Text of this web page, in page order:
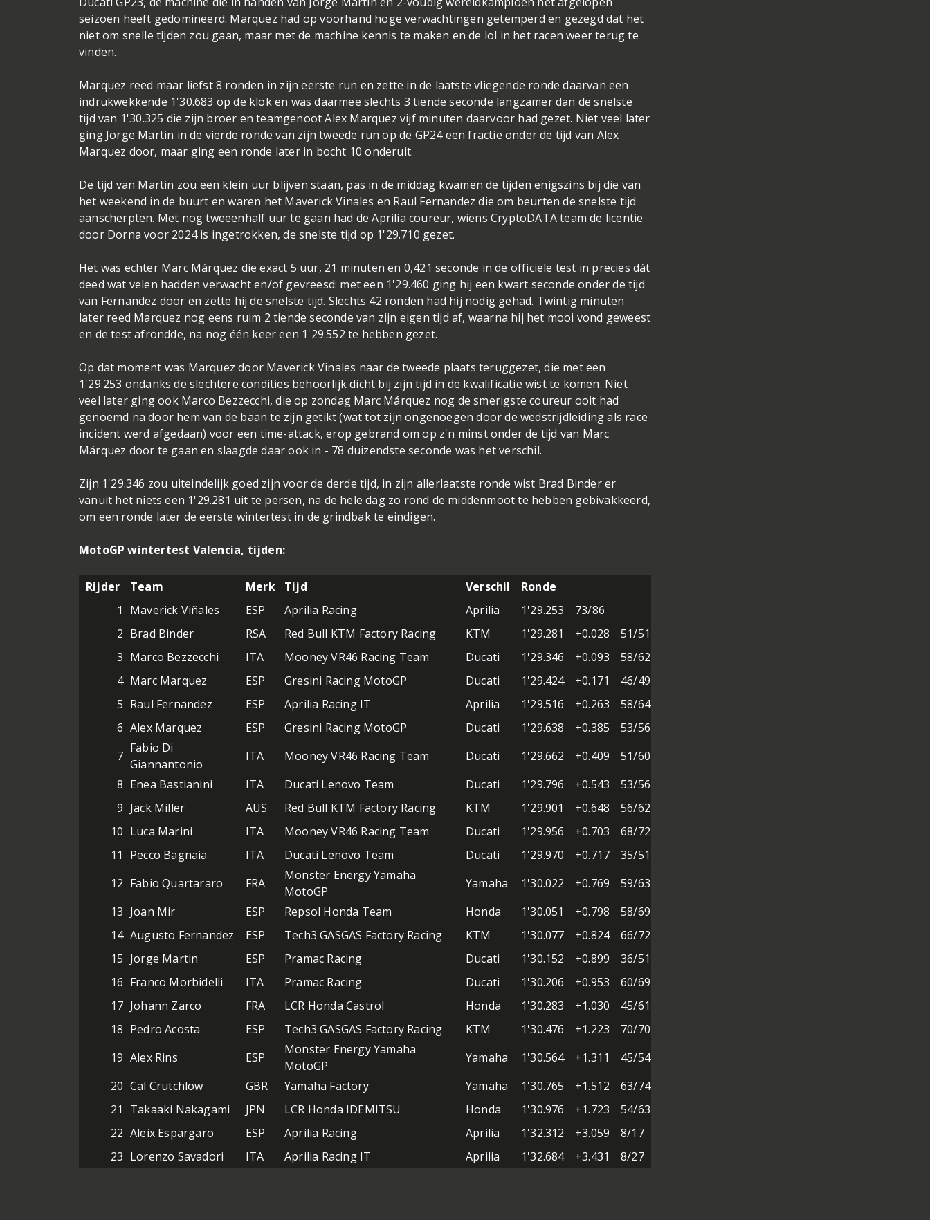
seizoen heeft gedomineerd. Marquez had op voorhand hoge verwachtingen getemperd en gezegd dat het
niet om snelle tijden zou gaan, maar met de machine kennis te maken en de lol in het racen weer terug te
vinden.
Marquez reed maar liefst 8 ronden in zijn eerste run en zette in de laatste vliegende ronde daarvan een
indrukwekkende 1'30.683 op de klok en was daarmee slechts 3 tiende seconde langzamer dan de snelste
tijd van 1'30.325 die zijn broer en teamgenoot Alex Marquez vijf minuten daarvoor had gezet. Niet veel later
ging Jorge Martin in de vierde ronde van zijn tweede run op de GP24 een fractie onder de tijd van Alex
Marquez door, maar ging een ronde later in bocht 10 onderuit.
De tijd van Martin zou een klein uur blijven staan, pas in de middag kwamen de tijden enigszins bij die van
het weekend in de buurt en waren het Maverick Vinales en Raul Fernandez die om beurten de snelste tijd
aanscherpten. Met nog tweeënhalf uur te gaan had de Aprilia coureur, wiens CryptoDATA team de licentie
door Dorna voor 2024 is ingetrokken, de snelste tijd op 1'29.710 gezet.
Het was echter Marc Márquez die exact 5 uur, 21 minuten en 0,421 seconde in de officiële test in precies dát
deed wat velen hadden verwacht en/of gevreesd: met een 1'29.460 ging hij een kwart seconde onder de tijd
van Fernandez door en zette hij de snelste tijd. Slechts 42 ronden had hij nodig gehad. Twintig minuten
later reed Marquez nog eens ruim 2 tiende seconde van zijn eigen tijd af, waarna hij het mooi vond geweest
en de test afrondde, na nog één keer een 1'29.552 te hebben gezet.
Op dat moment was Marquez door Maverick Vinales naar de tweede plaats teruggezet, die met een
1'29.253 ondanks de slechtere condities behoorlijk dicht bij zijn tijd in de kwalificatie wist te komen. Niet
veel later ging ook Marco Bezzecchi, die op zondag Marc Márquez nog de smerigste coureur ooit had
genoemd na door hem van de baan te zijn getikt (wat tot zijn ongenoegen door de wedstrijdleiding als race
incident werd afgedaan) voor een time-attack, erop gebrand om op z'n minst onder de tijd van Marc
Márquez door te gaan en slaagde daar ook in - 78 duizendste seconde was het verschil.
Zijn 1'29.346 zou uiteindelijk goed zijn voor de derde tijd, in zijn allerlaatste ronde wist Brad Binder er
vanuit het niets een 1'29.281 uit te persen, na de hele dag zo rond de middenmoot te hebben gebivakkeerd,
om een ronde later de eerste wintertest in de grindbak te eindigen.
MotoGP wintertest Valencia, tijden:
Rijder Team Merk Tijd Verschil
Ronde
1
Maverick Viñales ESP Aprilia Racing Aprilia 1'29.253
73/86
2 Brad Binder RSA Red Bull KTM Factory Racing KTM 1'29.281 +0.028
51/51
3 Marco Bezzecchi ITA Mooney VR46 Racing Team Ducati 1'29.346 +0.093
58/62
4 Marc Marquez ESP Gresini Racing MotoGP Ducati 1'29.424 +0.171
46/49
5 Raul Fernandez ESP Aprilia Racing IT Aprilia 1'29.516 +0.263
58/64
6 Alex Marquez ESP Gresini Racing MotoGP Ducati 1'29.638 +0.385
53/56
7
Fabio Di
Giannantonio
ITA Mooney VR46 Racing Team Ducati 1'29.662 +0.409
51/60
8 Enea Bastianini ITA Ducati Lenovo Team Ducati 1'29.796 +0.543
53/56
9 Jack Miller AUS Red Bull KTM Factory Racing KTM 1'29.901 +0.648
56/62
10 Luca Marini ITA Mooney VR46 Racing Team Ducati 1'29.956 +0.703
68/72
11
Pecco Bagnaia ITA Ducati Lenovo Team Ducati 1'29.970 +0.717
35/51
12 Fabio Quartararo FRA
Monster Energy Yamaha
MotoGP
Yamaha 1'30.022 +0.769
59/63
13 Joan Mir ESP Repsol Honda Team Honda 1'30.051 +0.798
58/69
14 Augusto Fernandez ESP Tech3 GASGAS Factory Racing KTM 1'30.077 +0.824
66/72
15 Jorge Martin ESP Pramac Racing Ducati 1'30.152 +0.899
36/51
16 Franco Morbidelli ITA Pramac Racing Ducati 1'30.206 +0.953
60/69
17 Johann Zarco FRA LCR Honda Castrol Honda 1'30.283 +1.030
45/61
18 Pedro Acosta ESP Tech3 GASGAS Factory Racing KTM 1'30.476 +1.223
70/70
19 Alex Rins ESP
Monster Energy Yamaha
MotoGP
Yamaha 1'30.564 +1.311
45/54
20 Cal Crutchlow GBR Yamaha Factory Yamaha 1'30.765 +1.512
63/74
21
Takaaki Nakagami JPN LCR Honda IDEMITSU Honda 1'30.976 +1.723
54/63
22 Aleix Espargaro ESP Aprilia Racing Aprilia 1'32.312 +3.059
8/17
23 Lorenzo Savadori ITA Aprilia Racing IT Aprilia 1'32.684 +3.431 8/27